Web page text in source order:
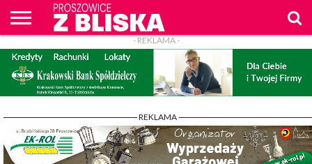
O
NAS
WIADOMOŚCI
ZAPYTAM
WPROST
CENNIK
REKLAM
PROSZOWICE
Z BLISKA
KONTAKT
- REKLAMA -
- REKLAMA -